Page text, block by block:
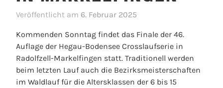
Veröffentlicht am 6. Februar 2025
n
D
e
r
A
Kommenden Sonntag findet das Finale der 46.
Auflage der Hegau-Bodensee Crosslaufserie in
Radolfzell-Markelfingen statt. Traditionell werden
beim letzten Lauf auch die Bezirksmeisterschaften
im Waldlauf für die Altersklassen der 6 bis 15